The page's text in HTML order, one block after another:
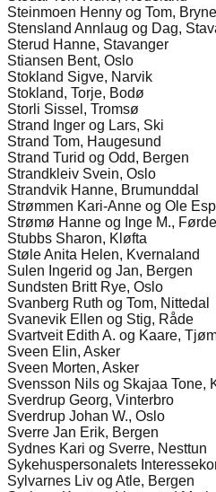
Steinmoen Henny og Tom, Bryne
Stensland Annlaug og Dag,
Sterud Hanne, Stavanger
Stiansen Bent, Oslo
Stokland Sigve, Narvik
Stokland, Torje, Bodø
Storli Sissel, Tromsø
Strand Inger og Lars, Ski
Strand Tom, Haugesund
Strand Turid og Odd, Bergen
Strandkleiv Svein, Oslo
Strandvik Hanne, Brumunddal
Strømmen Kari-Anne og Ole
Strømø Hanne og Inge M., Førde
Stubbs Sharon, Kløfta
Støle Anita Helen, Kvernaland
Sulen Ingerid og Jan, Bergen
Sundsten Britt Rye, Oslo
Svanberg Ruth og Tom, Nittedal
Svanevik Ellen og Stig, Råde
Svartveit Edith A. og Kaare,
Sveen Elin, Asker
Sveen Morten, Asker
Svensson Nils og Skajaa Tone,
Sverdrup Georg, Vinterbro
Sverdrup Johan W., Oslo
Sverre Jan Erik, Bergen
Sydnes Kari og Sverre, Nesttun
Sykehuspersonalets
Sylvarnes Liv og Atle, Bergen